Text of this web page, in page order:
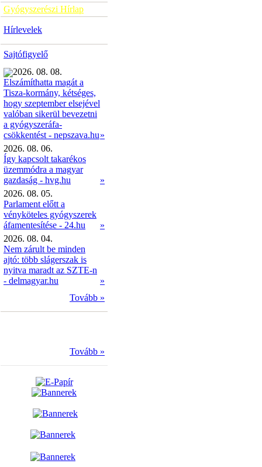
Gyógyszerészi Hírlap
Hírlevelek
Sajtófigyelő
2026. 08. 08.
Elszámíthatta magát a
Tisza-kormány, kétséges,
hogy szeptember elsejével
valóban sikerül bevezetni
a gyógyszeráfa-
csökkentést - nepszava.hu»
2026. 08. 06.
Így kapcsolt takarékos
üzemmódra a magyar
gazdaság - hvg.hu
»
2026. 08. 05.
Parlament előtt a
vényköteles gyógyszerek
áfamentesítése - 24.hu
»
2026. 08. 04.
Nem zárult be minden
ajtó: több slágerszak is
nyitva maradt az SZTE-n
- delmagyar.hu
»
Tovább »
Tovább »